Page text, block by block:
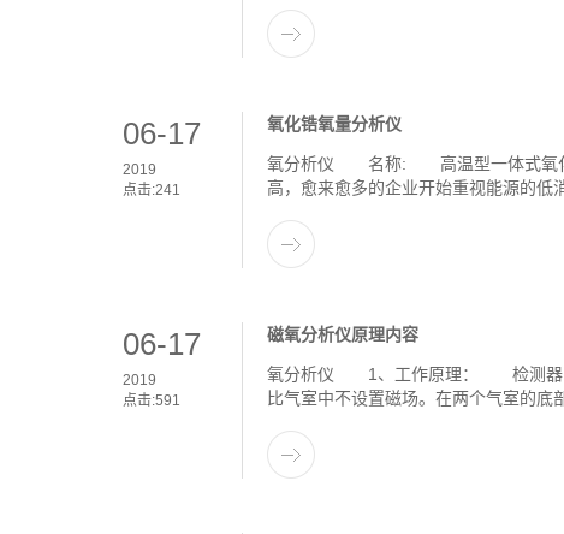
06-17
2019
点击:241
氧化锆氧量分析仪
氧分析仪 名称: 高温型一体式氧
高，愈来愈多的企业开始重视能源的低
06-17
2019
点击:591
磁氧分析仪原理内容
氧分析仪 1、工作原理： 检测器由测
比气室中不设置磁场。在两个气室的底